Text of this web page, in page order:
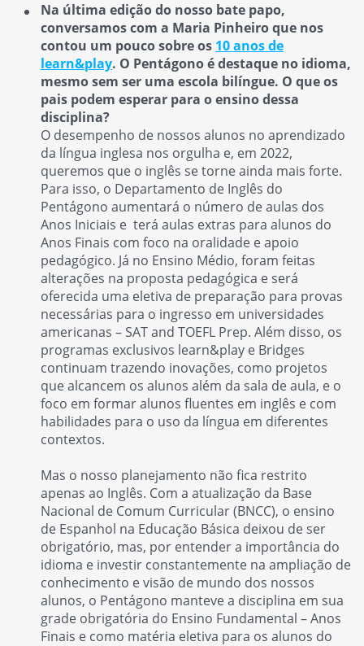
Na última edição do nosso bate papo,
conversamos com a Maria Pinheiro que nos
contou um pouco sobre os 10 anos de
learn&play. O Pentágono é destaque no idioma,
mesmo sem ser uma escola bilíngue. O que os
pais podem esperar para o ensino dessa
disciplina?
O desempenho de nossos alunos no aprendizado
da língua inglesa nos orgulha e, em 2022,
queremos que o inglês se torne ainda mais forte.
Para isso, o Departamento de Inglês do
Pentágono aumentará o número de aulas dos
Anos Iniciais e terá aulas extras para alunos do
Anos Finais com foco na oralidade e apoio
pedagógico. Já no Ensino Médio, foram feitas
alterações na proposta pedagógica e será
oferecida uma eletiva de preparação para provas
necessárias para o ingresso em universidades
americanas – SAT and TOEFL Prep. Além disso, os
programas exclusivos learn&play e Bridges
continuam trazendo inovações, como projetos
que alcancem os alunos além da sala de aula, e o
foco em formar alunos fluentes em inglês e com
habilidades para o uso da língua em diferentes
contextos.
Mas o nosso planejamento não fica restrito
apenas ao Inglês. Com a atualização da Base
Nacional de Comum Curricular (BNCC), o ensino
de Espanhol na Educação Básica deixou de ser
obrigatório, mas, por entender a importância do
idioma e investir constantemente na ampliação de
conhecimento e visão de mundo dos nossos
alunos, o Pentágono manteve a disciplina em sua
grade obrigatória do Ensino Fundamental – Anos
Finais e como matéria eletiva para os alunos do